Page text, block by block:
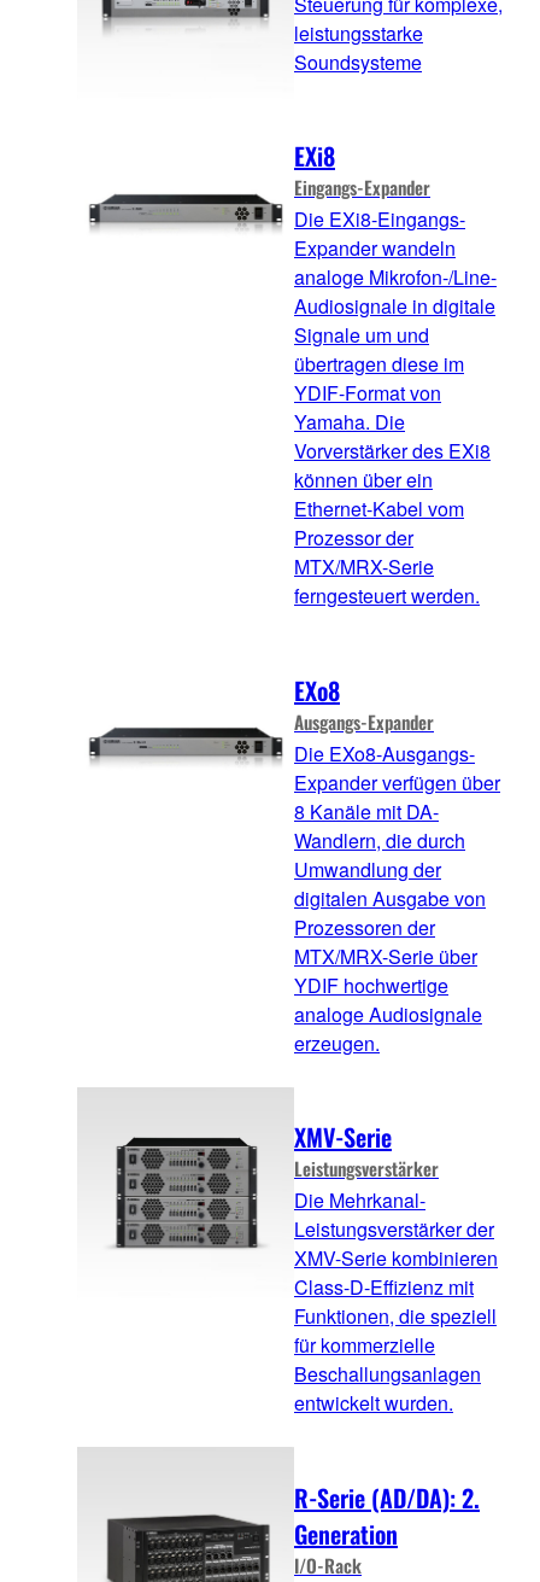
leistungsstarke
Soundsysteme
EXi8
Eingangs-Expander
Die EXi8-Eingangs-
Expander wandeln
analoge Mikrofon-/Line-
Audiosignale in digitale
Signale um und
übertragen diese im
YDIF-Format von
Yamaha. Die
Vorverstärker des EXi8
können über ein
Ethernet-Kabel vom
Prozessor der
MTX/MRX-Serie
ferngesteuert werden.
EXo8
Ausgangs-Expander
Die EXo8-Ausgangs-
Expander verfügen über
8 Kanäle mit DA-
Wandlern, die durch
Umwandlung der
digitalen Ausgabe von
Prozessoren der
MTX/MRX-Serie über
YDIF hochwertige
analoge Audiosignale
erzeugen.
XMV-Serie
Leistungsverstärker
Die Mehrkanal-
Leistungsverstärker der
XMV-Serie kombinieren
Class-D-Effizienz mit
Funktionen, die speziell
für kommerzielle
Beschallungsanlagen
entwickelt wurden.
R-Serie (AD/DA): 2.
Generation
I/O-Rack